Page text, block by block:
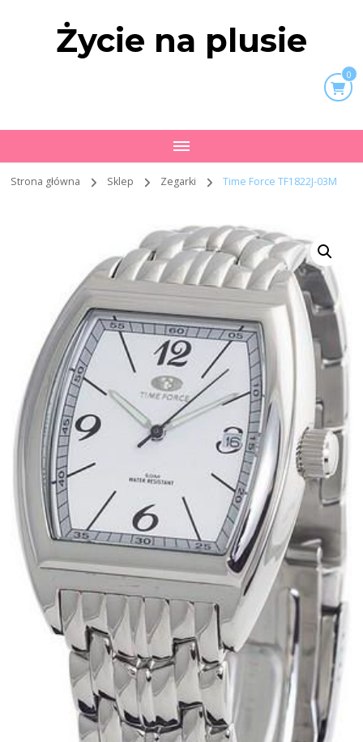
Życie na plusie
0
Strona główna Sklep Zegarki Time Force TF1822J-03M